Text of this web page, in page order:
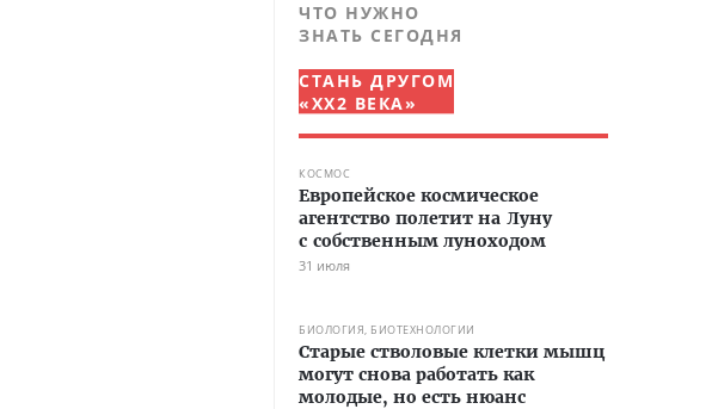
ЧТО НУЖНО
ЗНАТЬ СЕГОДНЯ
СТАНЬ ДРУГОМ
«XX2 ВЕКА»
КОСМОС
Европейское космическое
агентство полетит на Луну
с собственным луноходом
31 июля
БИОЛОГИЯ, БИОТЕХНОЛОГИИ
Старые стволовые клетки мышц
могут снова работать как
молодые, но есть нюанс